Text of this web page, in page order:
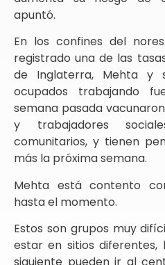
apuntó.
En los confines del
registrado una de las
de Inglaterra, Mehta y
ocupados trabajando
semana pasada
y trabajadores
comunitarios, y tienen
más la próxima semana.
Mehta está contento
hasta el momento.
Estos son grupos muy
estar en sitios